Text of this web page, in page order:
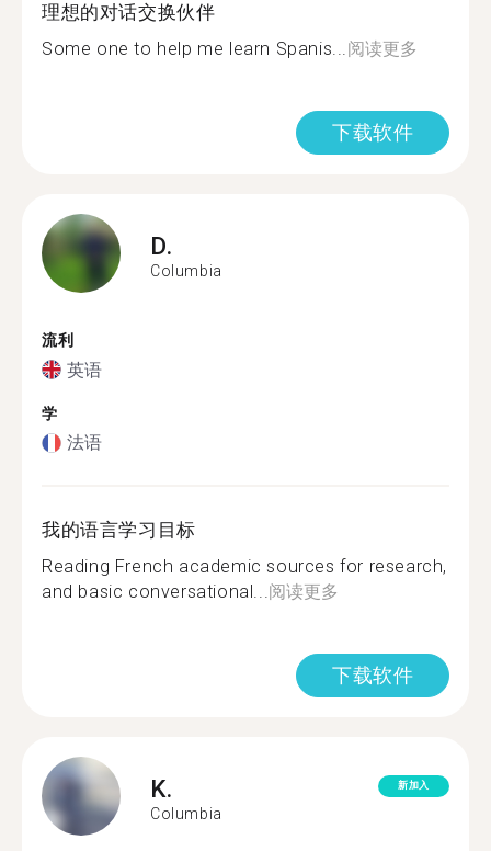
理想的对话交换伙伴
Some one to help me learn Spanis...阅读更多
下载软件
D.
Columbia
流利
英语
学
法语
我的语言学习目标
Reading French academic sources for research,
and basic conversational...阅读更多
下载软件
K.
Columbia
新加入